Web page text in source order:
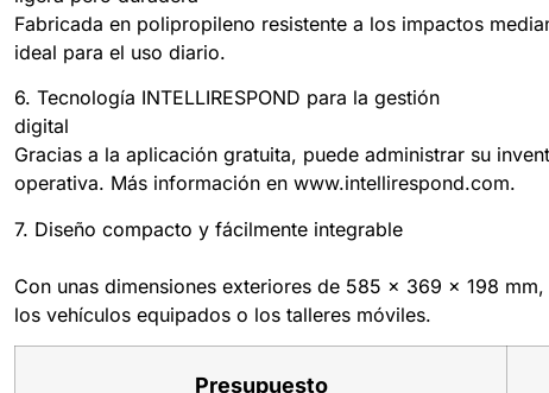
Fabricada en polipropileno resistente a los impactos
ideal para el uso diario.
6. Tecnología INTELLIRESPOND para la gestión
digital
Gracias a la aplicación gratuita, puede administrar su
operativa. Más información en www.intellirespond.com.
7. Diseño compacto y fácilmente integrable
Con unas dimensiones exteriores de 585 x 369 x 198
los vehículos equipados o los talleres móviles.
Presupuesto